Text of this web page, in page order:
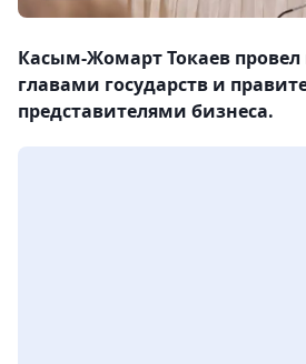
Касым-Жомарт Токаев провел
главами государств и
представителями бизнеса.